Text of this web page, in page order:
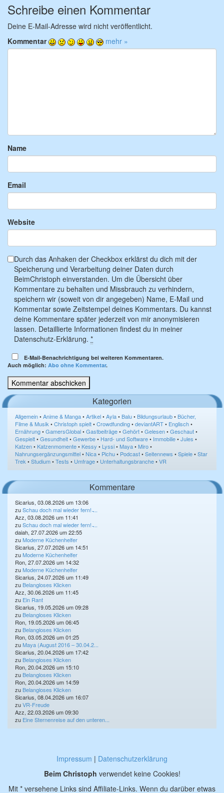
Schreibe einen Kommentar
Deine E-Mail-Adresse wird nicht veröffentlicht.
Kommentar
mehr »
Name
Email
Website
Durch das Anhaken der Checkbox erklärst du dich mit der
Speicherung und Verarbeitung deiner Daten durch
BeimChristoph einverstanden. Um die Übersicht über
Kommentare zu behalten und Missbrauch zu verhindern,
speichern wir (soweit von dir angegeben) Name, E-Mail und
Kommentar sowie Zeitstempel deines Kommentars. Du kannst
deine Kommentare später jederzeit von mir anonymisieren
lassen. Detaillierte Informationen findest du in meiner
Datenschutz-Erklärung. *
E-Mail-Benachrichtigung bei weiteren Kommentaren.
Auch möglich: Abo ohne Kommentar.
Kategorien
Allgemein•Anime & Manga•Artikel•Ayla•Balu•Bildungsurlaub•Bücher,
Filme & Musik •Christoph spielt•Crowdfunding•deviantART• Englisch•
Ernährung•GamersGlobal•Gastbeiträge•Gehört•Gelesen•Geschaut•
Gespielt•Gesundheit•Gewerbe• Hard- und Software• Immobilie•Jules •
Katzen•Katzenmomente•Kessy • Lyssi•Maya•Miro•
Nahrungsergänzungsmittel•Nica• Pichu• Podcast•Seitennews •Spiele•Star
Trek •Studium•Tests • Umfrage• Unterhaltungsbranche•VR
Kommentare
Sicarius, 03.08.2026 um 13:06
zuSchau doch mal wieder fern! ̵...
Azz, 03.08.2026 um 11:41
zuSchau doch mal wieder fern! ̵...
daiah, 27.07.2026 um 22:55
zuModerne Küchenhelfer
Sicarius, 27.07.2026 um 14:51
zuModerne Küchenhelfer
Ron, 27.07.2026 um 14:32
zuModerne Küchenhelfer
Sicarius, 24.07.2026 um 11:49
zu Belangloses Klicken
Azz, 30.06.2026 um 11:45
zu Ein Rant
Sicarius, 19.05.2026 um 09:28
zu Belangloses Klicken
Ron, 19.05.2026 um 06:45
zu Belangloses Klicken
Ron, 03.05.2026 um 01:25
zuMaya (August 2016 – 30.04.2...
Sicarius, 20.04.2026 um 17:42
zu Belangloses Klicken
Ron, 20.04.2026 um 15:10
zu Belangloses Klicken
Ron, 20.04.2026 um 14:59
zu Belangloses Klicken
Sicarius, 08.04.2026 um 16:07
zuVR-Freude
Azz, 22.03.2026 um 09:30
zu Eine Sternenreise auf den unteren...
Impressum | Datenschutzerklärung
Beim Christoph verwendet keine Cookies!
Mit * versehene Links sind Affiliate-Links. Wenn du darüber etwas